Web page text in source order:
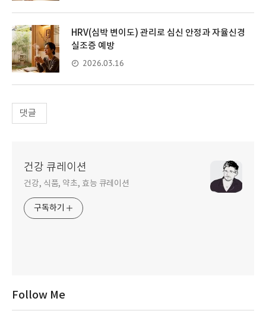
HRV(심박 변이도) 관리로 심신 안정과 자율신경
실조증 예방
2026.03.16
댓글
건강 큐레이션
건강, 식품, 약초, 효능 큐레이션
구독하기
Follow Me